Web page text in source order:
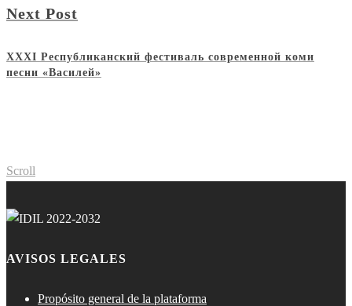
Next Post
XXXI Республиканский фестиваль современной коми
песни «Василей»
Scroll
AVISOS LEGALES
Propósito general de la plataforma